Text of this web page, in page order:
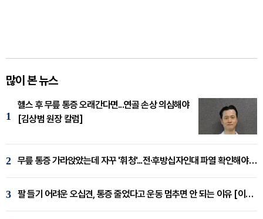
많이 본 뉴스
1
헬스 후 무릎 통증 오래간다면...연골 손상 의심해야
[김상범 원장 칼럼]
2 무릎 통증 가라앉았는데 자꾸 '휘청'...전·후방십자인대 파열 확인해야 [곽우경 원장 칼럼]
3 팔 들기 어려운 오십견, 통증 줄었다고 운동 멈추면 안 되는 이유 [이병욱 원장 칼럼]